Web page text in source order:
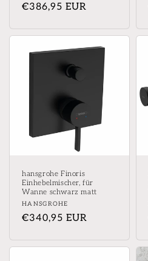
Normaler
€386,95 EUR
hansgrohe Finoris
Einhebelmischer, für
Wanne schwarz matt
Anbieter:
HANSGROHE
Normaler
€340,95 EUR